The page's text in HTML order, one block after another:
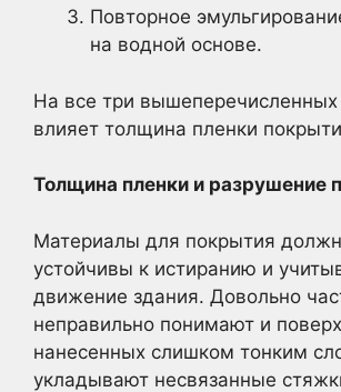
Повторное
на водной основе.
На все три вышеперечисленных
влияет толщина пленки
Толщина пленки и разрушение
Материалы для покрытия
устойчивы к истиранию и
движение здания. Довольно
неправильно понимают и
нанесенных слишком тонким
укладывают несвязанные